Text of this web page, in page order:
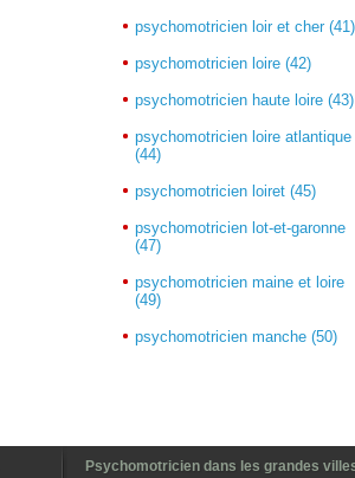
psychomotricien loir et cher (41)
psychomotricien loire (42)
psychomotricien haute loire (43)
psychomotricien loire atlantique
(44)
psychomotricien loiret (45)
psychomotricien lot-et-garonne
(47)
psychomotricien maine et loire
(49)
psychomotricien manche (50)
Psychomotricien dans les grandes